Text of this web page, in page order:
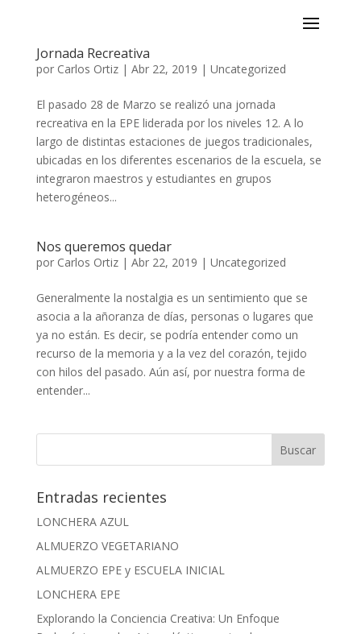
Jornada Recreativa
por Carlos Ortiz| Abr 22, 2019 | Uncategorized
El pasado 28 de Marzo se realizó una jornada
recreativa en la EPE liderada por los niveles 12. A lo
largo de distintas estaciones de juegos tradicionales,
ubicadas en los diferentes escenarios de la escuela, se
integraron maestros y estudiantes en grupos
heterogéneos...
Nos queremos quedar
por Carlos Ortiz| Abr 22, 2019 | Uncategorized
Generalmente la nostalgia es un sentimiento que se
asocia a la añoranza de días, personas o lugares que
ya no están. Es decir, se podría entender como un
recurso de la memoria y a la vez del corazón, tejido
con hilos del pasado. Aún así, por nuestra forma de
entender...
Entradas recientes
LONCHERA AZUL
ALMUERZO VEGETARIANO
ALMUERZO EPE y ESCUELA INICIAL
LONCHERA EPE
Explorando la Conciencia Creativa: Un Enfoque